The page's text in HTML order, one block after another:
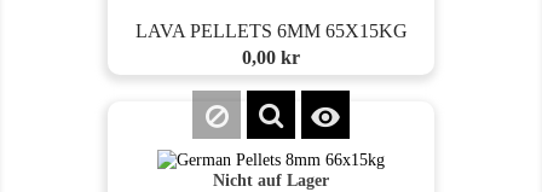
LAVA PELLETS 6MM 65X15KG
Preis
0,00 kr

Nicht auf Lager